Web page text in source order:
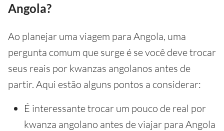
Angola?
Ao planejar uma viagem para Angola, uma
pergunta comum que surge é se você deve trocar
seus reais por kwanzas angolanos antes de
partir. Aqui estão alguns pontos a considerar:
É interessante trocar um pouco de real por
kwanza angolano antes de viajar para Angola